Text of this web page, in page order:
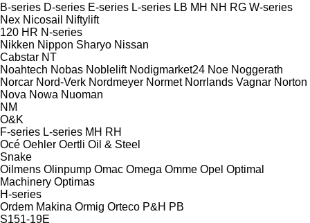
B-series D-series E-series L-series LB MH NH RG W-series
Nex Nicosail
Niftylift
120 HR N-series
Nikken Nippon Sharyo Nissan
Cabstar NT
Noahtech Nobas Noblelift Nodigmarket24 Noe Noggerath
Norcar Nord-Verk Nordmeyer Normet Norrlands Vagnar Norton
Nova Nowa Nuoman
NM
O&K
F-series L-series MH RH
Océ Oehler Oertli Oil & Steel
Snake
Oilmens Olinpump Omac Omega Omme Opel Optimal
Machinery Optimas
H-series
Ordem Makina Ormig Orteco P&H PB
S151-19E